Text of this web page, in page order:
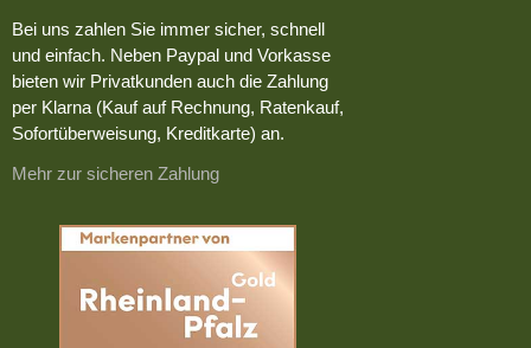
Bei uns zahlen Sie immer sicher, schnell
und einfach. Neben Paypal und Vorkasse
bieten wir Privatkunden auch die Zahlung
per Klarna (Kauf auf Rechnung, Ratenkauf,
Sofortüberweisung, Kreditkarte) an.
Mehr zur sicheren Zahlung